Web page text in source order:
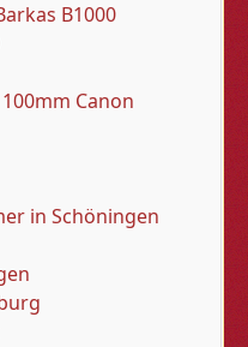
B1000
Canon
in Schöningen